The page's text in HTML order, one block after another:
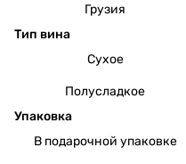
Грузия
Тип вина
Сухое
Полусладкое
Упаковка
В подарочной упаковке